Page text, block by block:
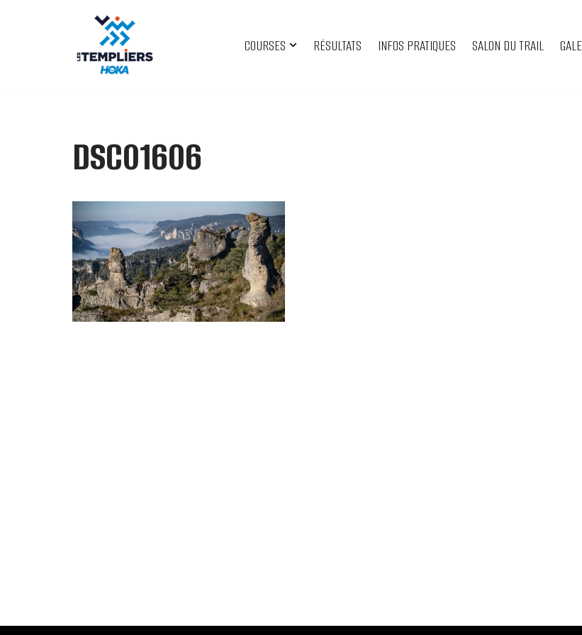
COURSES RÉSULTATS INFOS PRATIQUES SALON DU TRAIL
DSC01606